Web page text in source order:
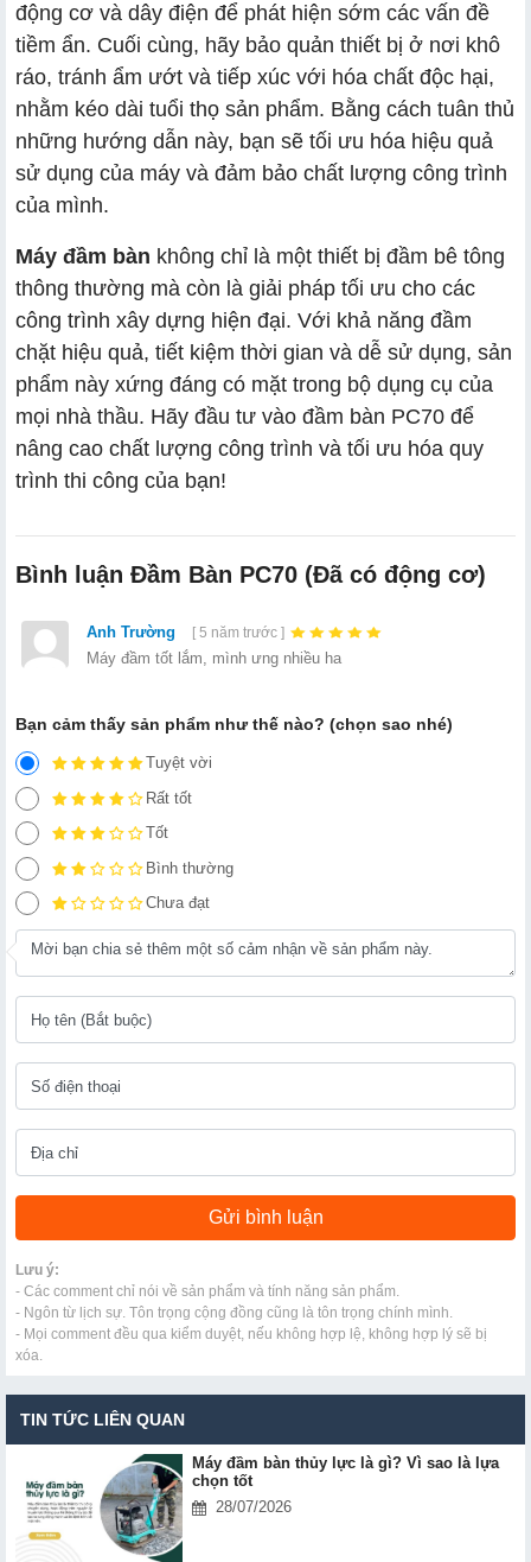
động cơ và dây điện để phát hiện sớm các vấn đề
tiềm ẩn. Cuối cùng, hãy bảo quản thiết bị ở nơi khô
ráo, tránh ẩm ướt và tiếp xúc với hóa chất độc hại,
nhằm kéo dài tuổi thọ sản phẩm. Bằng cách tuân thủ
những hướng dẫn này, bạn sẽ tối ưu hóa hiệu quả
sử dụng của máy và đảm bảo chất lượng công trình
của mình.
Máy đầm bàn không chỉ là một thiết bị đầm bê tông
thông thường mà còn là giải pháp tối ưu cho các
công trình xây dựng hiện đại. Với khả năng đầm
chặt hiệu quả, tiết kiệm thời gian và dễ sử dụng, sản
phẩm này xứng đáng có mặt trong bộ dụng cụ của
mọi nhà thầu. Hãy đầu tư vào đầm bàn PC70 để
nâng cao chất lượng công trình và tối ưu hóa quy
trình thi công của bạn!
Bình luận Đầm Bàn PC70 (Đã có động cơ)
Anh Trường [ 5 năm trước ]
Máy đầm tốt lắm, mình ưng nhiều ha
Bạn cảm thấy sản phẩm như thế nào? (chọn sao nhé)
Tuyệt vời
Rất tốt
Tốt
Bình thường
Chưa đạt
Lưu ý:
- Các comment chỉ nói về sản phẩm và tính năng sản phẩm.
- Ngôn từ lịch sự. Tôn trọng cộng đồng cũng là tôn trọng chính mình.
- Mọi comment đều qua kiểm duyệt, nếu không hợp lệ, không hợp lý sẽ bị
xóa.
TIN TỨC LIÊN QUAN
Máy đầm bàn thủy lực là gì? Vì sao là lựa
chọn tốt
28/07/2026